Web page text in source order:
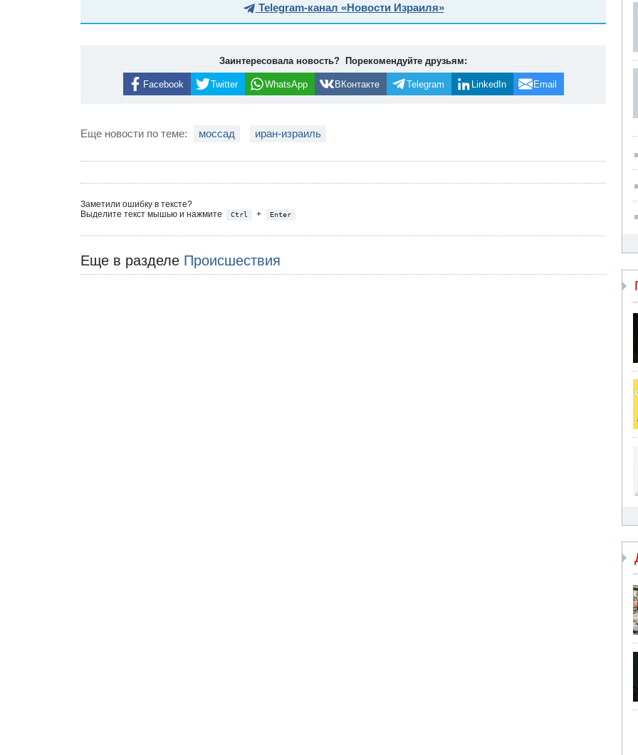
Telegram-канал «Новости Израиля»
Заинтересовала новость? Порекомендуйте друзьям:
Facebook Twitter WhatsApp ВКонтакте Telegram LinkedIn Email
Еще новости по теме: моссад иран-израиль
Заметили ошибку в тексте?
Выделите текст мышью и нажмите
Ctrl + Enter
Еще в разделе Происшествия